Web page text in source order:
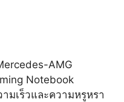
AMG
Notebook
มเร็วและความหรูหรา